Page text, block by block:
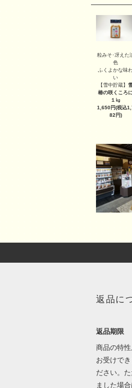
粒みそ･冴えた
色
ふくよかな味
い
【雪中貯蔵】
椿の咲くころに
１㎏
1,650円(税込
82円)
返品に
返品期限
商品の特
お受けで
ださい。
ました場